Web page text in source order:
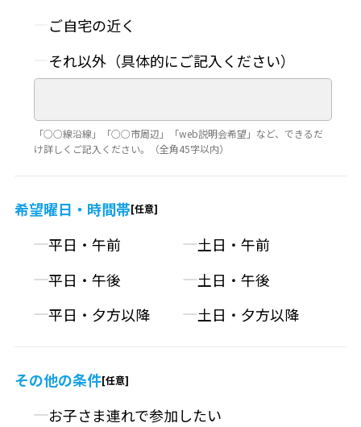
ご自宅の近く
それ以外（具体的にご記入ください）
「○○線沿線」「○○市周辺」「web説明会希望」など、できるだ
け詳しくご記入ください。（全角45字以内）
希望曜日・時間帯
平日・午前
土日・午前
平日・午後
土日・午後
平日・夕方以降
土日・夕方以降
その他の条件
お子さま連れで参加したい